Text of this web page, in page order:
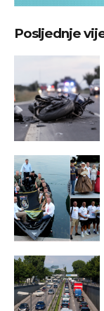
Posljednje